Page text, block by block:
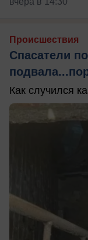
Происшествия
Спасатели
Как случился